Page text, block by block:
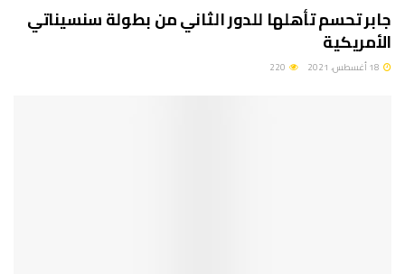
جابر تحسم تأهلها للدور الثاني من بطولة سنسيناتي
الأمريكية